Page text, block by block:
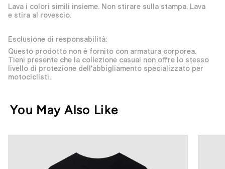
Lava i colori simili insieme. Non stirare sulla stampa. Lava
e stira al rovescio.
Esclusione di responsabilità:
Questo prodotto non è fornito con armatura corporea.
Tieni presente che la collezione casual non offre lo stesso
livello di protezione dell'abbigliamento specializzato per
motociclisti.
You May Also Like